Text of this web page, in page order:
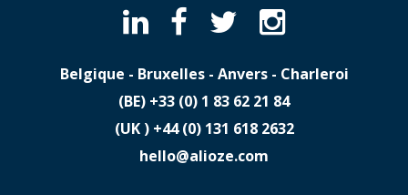
Belgique - Bruxelles - Anvers - Charleroi
(BE) ​+33 (0) 1 83 62 21 84
(UK ) ​+44 (0) 131 618 2632
hello@alioze.com